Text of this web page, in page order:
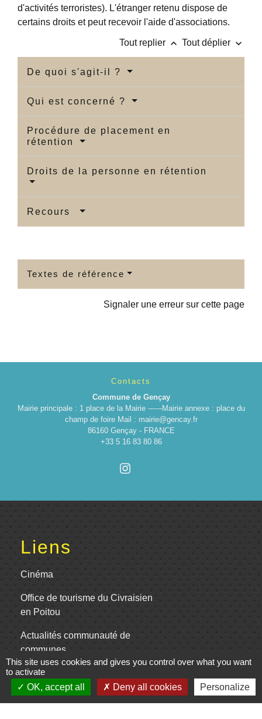
d'activités terroristes). L'étranger retenu dispose de
certains droits et peut recevoir l'aide d'associations.
Tout replier keyboard_arrow_up Tout déplier keyboard_arrow_down
De quoi s'agit-il ?
Qui est concerné ?
Procédure de placement en
rétention
Droits de la personne en rétention
Recours
Textes de référence
Signaler une erreur sur cette page
Contacts
Commune de Gençay
Mairie principale : 1 place de la Mairie ------Mairie annexe : place du
champ de foire Mail : mairie@gencay.fr
86160 Gençay - FRANCE
+33 5 16 83 80 86
Liens
Cinéma
Office de tourisme du Civraisien
en Poitou
Actualités communauté de
communes
Centre Culturel La Marchoise
C.P.A. Lathus
This site uses cookies and gives you control over what you want
to activate
OK, accept all
Deny all cookies Personalize